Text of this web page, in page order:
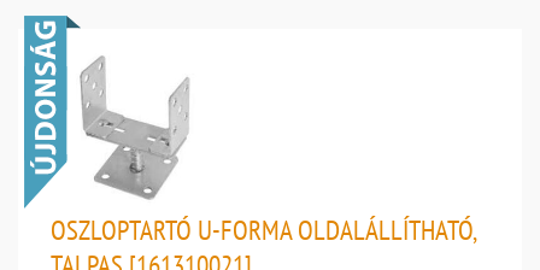
OSZLOPTARTÓ U-FORMA OLDALÁLLÍTHATÓ,